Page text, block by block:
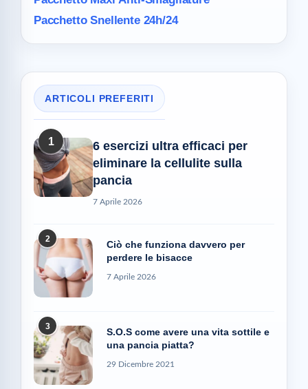
Pacchetto Snellente 24h/24
ARTICOLI PREFERITI
1
6 esercizi ultra efficaci per
eliminare la cellulite sulla
pancia
7 Aprile 2026
2
Ciò che funziona davvero per
perdere le bisacce
7 Aprile 2026
3
S.O.S come avere una vita sottile e
una pancia piatta?
29 Dicembre 2021